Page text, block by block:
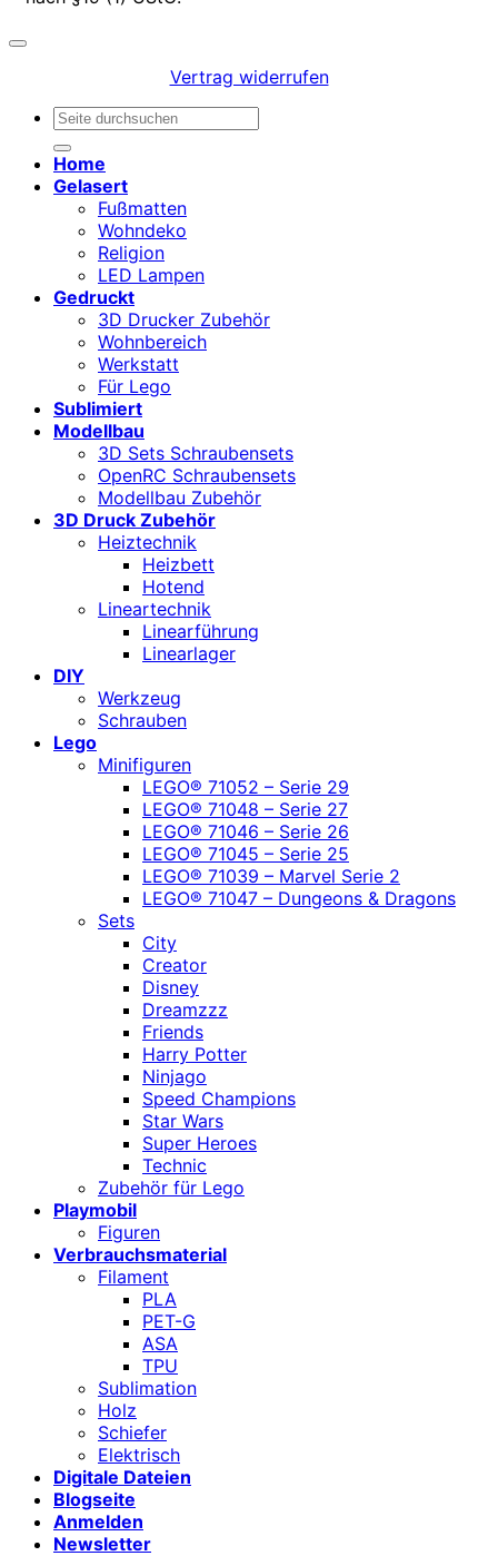
Vertrag widerrufen
Suchen
Home
Gelasert
Fußmatten
Wohndeko
Religion
LED Lampen
Gedruckt
3D Drucker Zubehör
Wohnbereich
Werkstatt
Für Lego
Sublimiert
Modellbau
3D Sets Schraubensets
OpenRC Schraubensets
Modellbau Zubehör
3D Druck Zubehör
Heiztechnik
Heizbett
Hotend
Lineartechnik
Linearführung
Linearlager
DIY
Werkzeug
Schrauben
Lego
Minifiguren
LEGO® 71052 – Serie 29
LEGO® 71048 – Serie 27
LEGO® 71046 – Serie 26
LEGO® 71045 – Serie 25
LEGO® 71039 – Marvel Serie 2
LEGO® 71047 – Dungeons & Dragons
Sets
City
Creator
Disney
Dreamzzz
Friends
Harry Potter
Ninjago
Speed Champions
Star Wars
Super Heroes
Technic
Zubehör für Lego
Playmobil
Figuren
Verbrauchsmaterial
Filament
PLA
PET-G
ASA
TPU
Sublimation
Holz
Schiefer
Elektrisch
Digitale Dateien
Blogseite
Anmelden
Newsletter